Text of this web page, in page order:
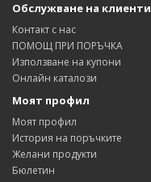
Обслужване на клиенти
Контакт с нас
ПОМОЩ ПРИ ПОРЪЧКА
Използване на купони
Онлайн каталози
Моят профил
Моят профил
История на поръчките
Желани продукти
Бюлетин